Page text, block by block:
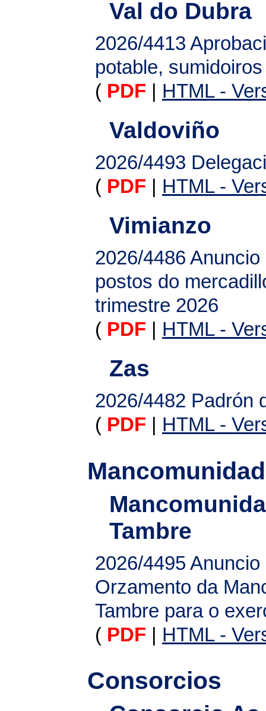
Val do Dubra
2026/4413
potable,
( PDF HTML -
Valdoviño
2026/4493
( PDF HTML -
Vimianzo
2026/4486 Anuncio
postos do
trimestre 2026
( PDF HTML -
Zas
2026/4482 Padrón
( PDF HTML -
Tambre
2026/4495 Anuncio
Orzamento da
Tambre para o
( PDF | HTML -
Consorcios